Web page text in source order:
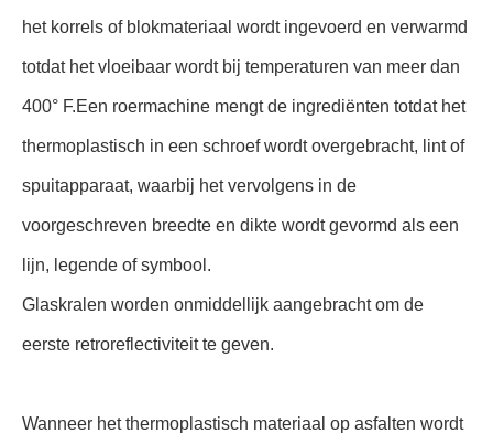
het korrels of blokmateriaal wordt ingevoerd en verwarmd
totdat het vloeibaar wordt bij temperaturen van meer dan
400° F.Een roermachine mengt de ingrediënten totdat het
thermoplastisch in een schroef wordt overgebracht, lint of
spuitapparaat, waarbij het vervolgens in de
voorgeschreven breedte en dikte wordt gevormd als een
lijn, legende of symbool.
Glaskralen worden onmiddellijk aangebracht om de
eerste retroreflectiviteit te geven.
Wanneer het thermoplastisch materiaal op asfalten wordt